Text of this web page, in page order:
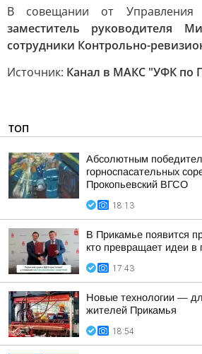
В совещании от Управления
заместитель руководителя
сотрудники Контрольно-
Источник: Канал в МАКС "УФК по
ТОП
Абсолютным
горноспасательных
Прокопьевский ВГСО
18:13
В Прикамье появится
кто превращает идеи в
17:43
Новые технологии —
жителей Прикамья
18:54